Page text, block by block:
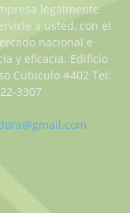
legalmente
a usted, con el
nacional e
y eficacia. Edificio
Cubiculo #402 Tel:
3307